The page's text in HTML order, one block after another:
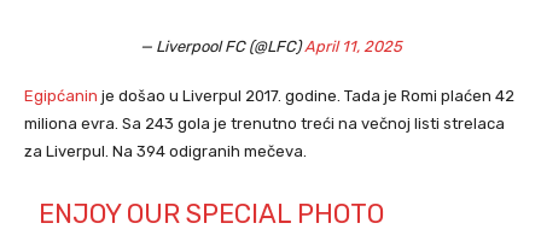
— Liverpool FC (@LFC)April 11, 2025
Egipćanin je došao u Liverpul 2017. godine. Tada je Romi plaćen 42
miliona evra. Sa 243 gola je trenutno treći na večnoj listi strelaca
za Liverpul. Na 394 odigranih mečeva.
ENJOY OUR SPECIAL PHOTO